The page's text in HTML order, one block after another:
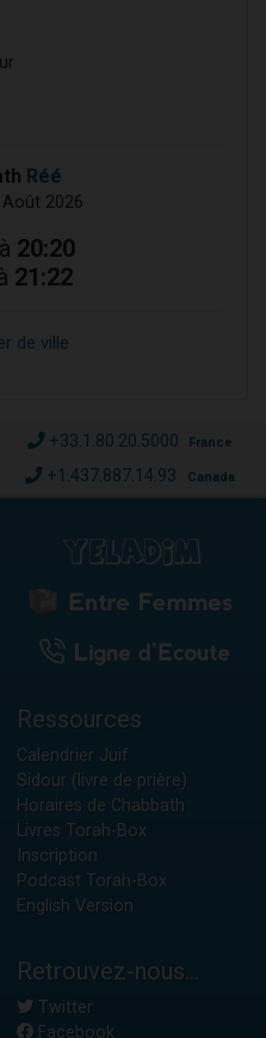
Réé
2026
20:20
21:22
de ville
+33.1.80.20.5000 France
+1.437.887.14.93 Canada
Ressources
Calendrier Juif
Sidour (livre de prière)
Horaires de Chabbath
Livres Torah-Box
Inscription
Podcast Torah-Box
English Version
Retrouvez-nous...
Twitter
Facebook